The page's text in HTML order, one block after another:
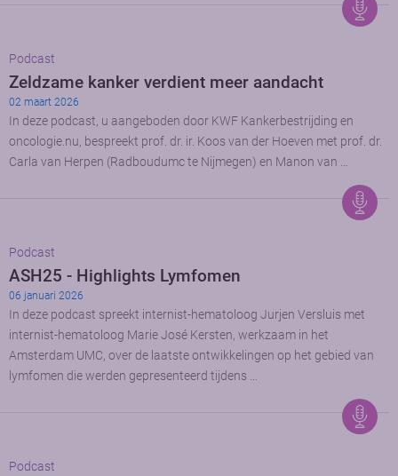
Podcast
Zeldzame kanker verdient meer aandacht
02 maart 2026
In deze podcast, u aangeboden door KWF Kankerbestrijding en
oncologie.nu, bespreekt prof. dr. ir. Koos van der Hoeven met prof. dr.
Carla van Herpen (Radboudumc te Nijmegen) en Manon van …
Podcast
ASH25 - Highlights Lymfomen
06 januari 2026
In deze podcast spreekt internist-hematoloog Jurjen Versluis met
internist-hematoloog Marie José Kersten, werkzaam in het
Amsterdam UMC, over de laatste ontwikkelingen op het gebied van
lymfomen die werden gepresenteerd tijdens …
Podcast